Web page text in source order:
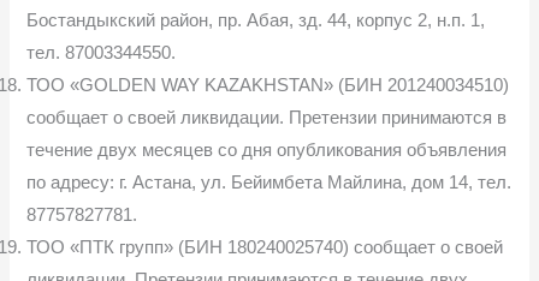
Бостандыкский район, пр. Абая, зд. 44, корпус 2, н.п. 1,
тел. 87003344550.
ТОО «GOLDEN WAY KAZAKHSTAN» (БИН 201240034510)
сообщает о своей ликвидации. Претензии принимаются в
течение двух месяцев со дня опубликования объявления
по адресу: г. Астана, ул. Бейимбета Майлина, дом 14, тел.
87757827781.
ТОО «ПТК групп» (БИН 180240025740) сообщает о своей